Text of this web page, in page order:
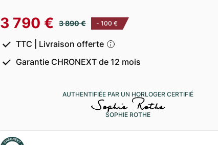
3 790 € 3 890 € - 100 €
TTC | Livraison offerte
Garantie CHRONEXT de 12 mois
AUTHENTIFIÉE PAR UN HORLOGER CERTIFIÉ
SOPHIE ROTHE